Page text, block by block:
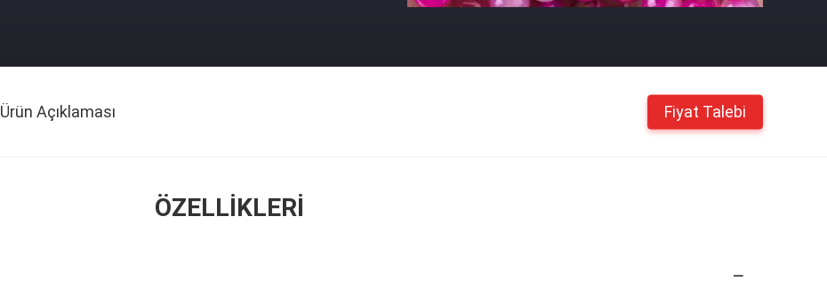
Ürün Açıklaması Fiyat Talebi
ÖZELLIKLERI